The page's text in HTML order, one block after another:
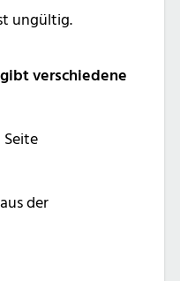
ungültig.
verschiedene
der